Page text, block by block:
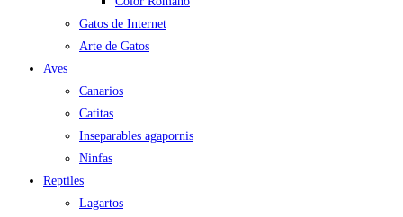
Gatos de Internet
Arte de Gatos
Aves
Canarios
Catitas
Inseparables agapornis
Ninfas
Reptiles
Lagartos